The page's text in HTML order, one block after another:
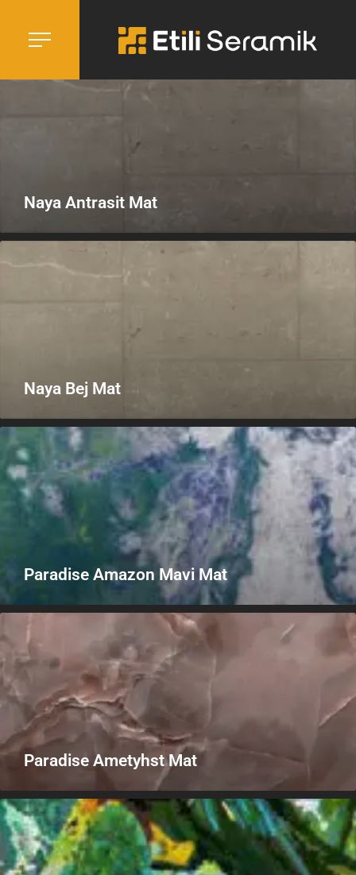
Naya Antrasit Mat
Naya Bej Mat
Paradise Amazon Mavi Mat
Paradise Ametyhst Mat